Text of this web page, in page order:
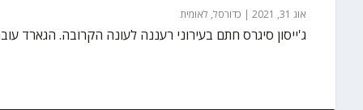
אוג 31, 2021 | כדורסל, לאומית
ג'ייסון סיגרס חתם בעירוני רעננה לעונה הקרובה. הגארד